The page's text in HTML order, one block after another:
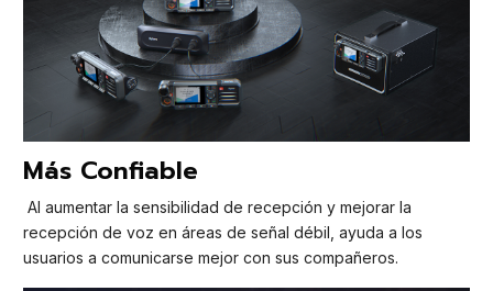
Más Confiable
Al aumentar la sensibilidad de recepción y mejorar la
recepción de voz en áreas de señal débil, ayuda a los
usuarios a comunicarse mejor con sus compañeros.